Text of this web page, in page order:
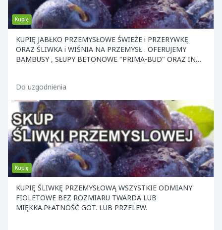
Kupię
KUPIĘ JABŁKO PRZEMYSŁOWE ŚWIEŻE i PRZERYWKĘ
ORAZ ŚLIWKA i WIŚNIA NA PRZEMYSŁ . OFERUJEMY
BAMBUSY , SŁUPY BETONOWE "PRIMA-BUD" ORAZ INNE
Do uzgodnienia
Kupię
KUPIĘ ŚLIWKĘ PRZEMYSŁOWĄ WSZYSTKIE ODMIANY
FIOLETOWE BEZ ROZMIARU TWARDA LUB
MIĘKKA.PŁATNOŚĆ GOT. LUB PRZELEW.